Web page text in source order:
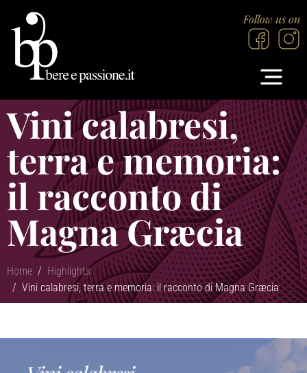
Follow us on
Vini calabresi,
terra e memoria:
il racconto di
Magna Græcia
Home
Highlights
Vini calabresi, terra e memoria: il racconto di Magna Græcia